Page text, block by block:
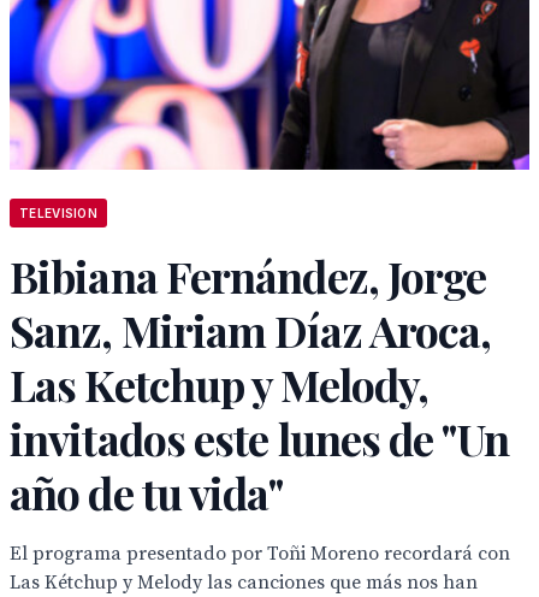
TELEVISION
Bibiana Fernández, Jorge
Sanz, Miriam Díaz Aroca,
Las Ketchup y Melody,
invitados este lunes de "Un
año de tu vida"
El programa presentado por Toñi Moreno recordará con
Las Kétchup y Melody las canciones que más nos han